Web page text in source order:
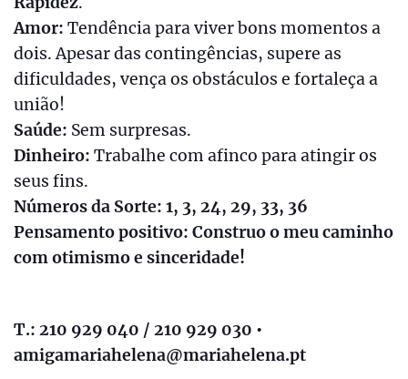
Amor: Tendência para viver bons momentos a
dois. Apesar das contingências, supere as
dificuldades, vença os obstáculos e fortaleça a
união!
Saúde: Sem surpresas.
Dinheiro: Trabalhe com afinco para atingir os
seus fins.
Números da Sorte: 1, 3, 24, 29, 33, 36
Pensamento positivo: Construo o meu caminho
com otimismo e sinceridade!
T.: 210 929 040 / 210 929 030 •
amigamariahelena@mariahelena.pt